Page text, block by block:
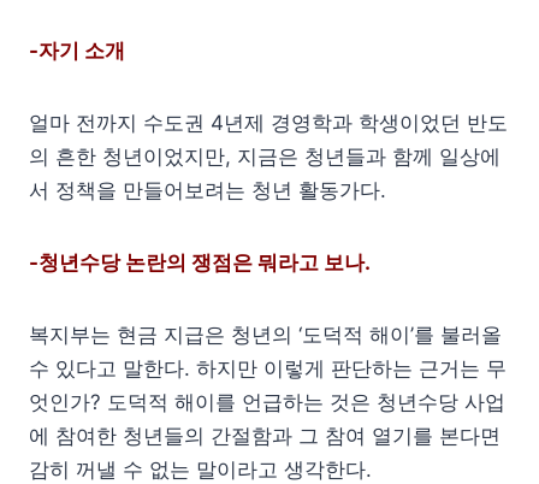
-자기 소개
얼마 전까지 수도권 4년제 경영학과 학생이었던 반도
의 흔한 청년이었지만, 지금은 청년들과 함께 일상에
서 정책을 만들어보려는 청년 활동가다.
-청년수당 논란의 쟁점은 뭐라고 보나.
복지부는 현금 지급은 청년의 ‘도덕적 해이’를 불러올
수 있다고 말한다. 하지만 이렇게 판단하는 근거는 무
엇인가? 도덕적 해이를 언급하는 것은 청년수당 사업
에 참여한 청년들의 간절함과 그 참여 열기를 본다면
감히 꺼낼 수 없는 말이라고 생각한다.